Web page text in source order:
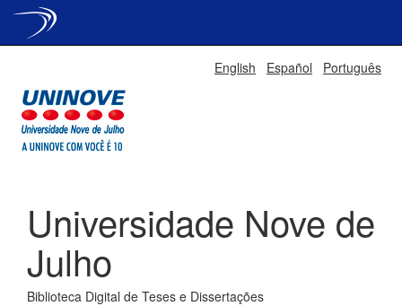
English Español Português
Universidade Nove de
Julho
Biblioteca Digital de Teses e Dissertações